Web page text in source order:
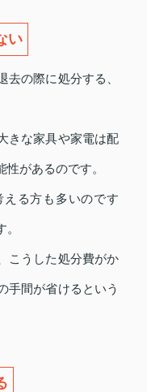
い
去の際に処分する、
きな家具や家電は配
があるのです。
る方も多いのです
こうした処分費がか
手間が省けるという